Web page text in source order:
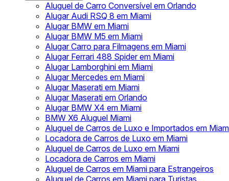
Aluguel de Carro Conversível em Orlando
Alugar Audi RSQ 8 em Miami
Alugar BMW em Miami
Alugar BMW M5 em Miami
Alugar Carro para Filmagens em Miami
Alugar Ferrari 488 Spider em Miami
Alugar Lamborghini em Miami
Alugar Mercedes em Miami
Alugar Maserati em Miami
Alugar Maserati em Orlando
Alugar BMW X4 em Miami
BMW X6 Aluguel Miami
Aluguel de Carros de Luxo e Importados em
Locadora de Carros de Luxo em Miami
Aluguel de Carros de Luxo em Miami
Locadora de Carros em Miami
Aluguel de Carros em Miami para Estrangeiros